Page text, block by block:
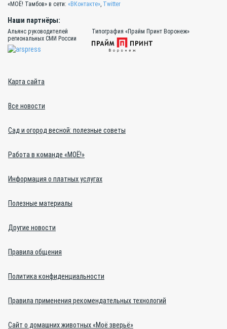
«МОЁ! Тамбов» в сети: «ВКонтакте», Twitter
Наши партнёры:
Альянс руководителей
региональных СМИ России
Типография «Прайм Принт Воронеж»
Карта сайта
Все новости
Сад и огород весной: полезные советы
Работа в команде «МОЁ!»
Информация о платных услугах
Полезные материалы
Другие новости
Правила общения
Политика конфиденциальности
Правила применения рекомендательных технологий
Сайт о домашних животных «Моё зверьё»